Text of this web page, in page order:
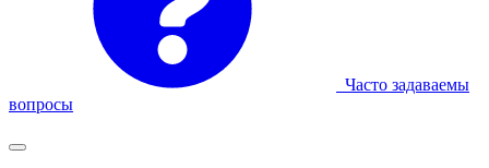
Часто задаваемы
вопросы